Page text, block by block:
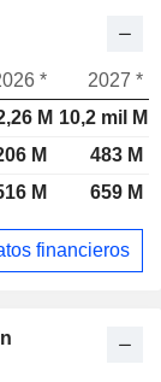
*
2027 *
M 10,2 mil M
M
483 M
M 659 M
financieros